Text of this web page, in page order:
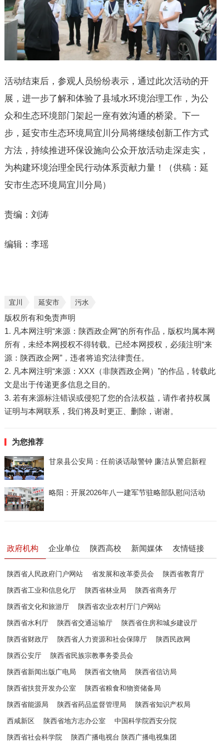
活动结束后，参观人员纷纷表示，通过此次活动的开
展，进一步了解和体验了县域水环境治理工作，为公
众和生态环境部门架起一座有效沟通的桥梁。下一
步，延安市生态环境局宜川分局将继续创新工作方式
方法，持续推进环保设施向公众开放活动走深走实，
为构建环境治理全民行动体系贡献力量！（供稿：延
安市生态环境局宜川分局）
责编：刘涛
编辑：李瑶
宜川 延安市 污水
版权所有和免责声明
1. 凡本网注明“来源：陕西政企网”的所有作品，版权均属本网
所有，未经本网授权不得转载。已经本网授权，必须注明“来
源：陕西政企网”，违者将追究法律责任。
2. 凡本网注明“来源：XXX（非陕西政企网）”的作品，转载此
文是出于传递更多信息之目的。
3. 若有来源标注错误或侵犯了您的合法权益，请作者持权属
证明与本网联系，我们将及时更正、删除，谢谢。
为您推荐
甘泉县公安局：任前谈话敲警钟 廉洁从警启新程
略阳：开展2026年八一建军节驻略部队慰问活动
政府机构 企业单位 陕西高校 新闻媒体 友情链接
陕西省人民政府门户网站 省发展和改革委员会 陕西省教育厅
陕西省工业和信息化厅 陕西省林业局 陕西省商务厅
陕西省文化和旅游厅 陕西省农业农村厅门户网站
陕西省水利厅 陕西省交通运输厅 陕西省住房和城乡建设厅
陕西省财政厅 陕西省人力资源和社会保障厅 陕西民政网
陕西公安厅 陕西省民族宗教事务委员会
陕西省新闻出版广电局 陕西省文物局 陕西省信访局
陕西省扶贫开发办公室 陕西省粮食和物资储备局
陕西省能源局 陕西省药品监督管理局 陕西省知识产权局
西咸新区 陕西省地方志办公室 中国科学院西安分院
陕西省社会科学院 陕西广播电视台 陕西广播电视集团